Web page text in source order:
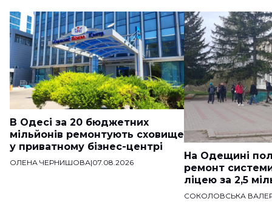
В Одесі за 20 бюджетних
мільйонів ремонтують сховище
у приватному бізнес-центрі
ОЛЕНА ЧЕРНИШОВА|07.08.2026
На Одещині
ремонт
ліцею за 2,5
СОКОЛОВСЬКА